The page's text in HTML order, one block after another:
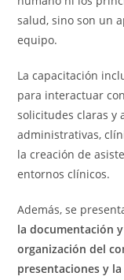
salud, sino son un
equipo.
La capacitación
para interactuar
solicitudes claras y
administrativas,
la creación de
entornos clínicos.
Además, se
la documentación
organización del
presentaciones y